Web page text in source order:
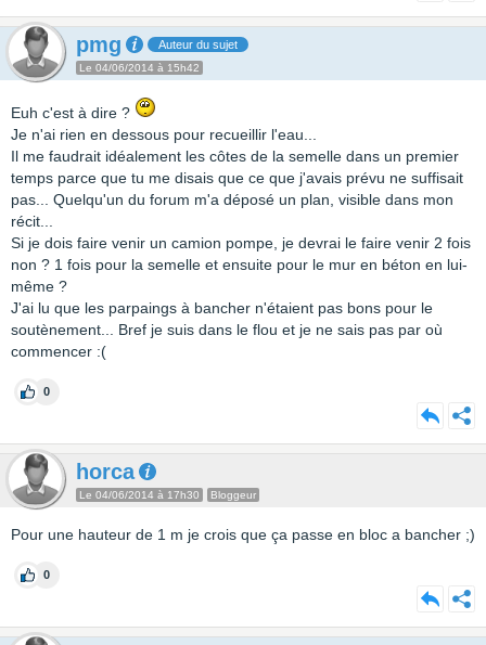
pmg Auteur du sujet
Le 04/06/2014 à 15h42
Euh c'est à dire ?
Je n'ai rien en dessous pour recueillir l'eau...
Il me faudrait idéalement les côtes de la semelle dans un premier
temps parce que tu me disais que ce que j'avais prévu ne suffisait
pas... Quelqu'un du forum m'a déposé un plan, visible dans mon
récit...
Si je dois faire venir un camion pompe, je devrai le faire venir 2 fois
non ? 1 fois pour la semelle et ensuite pour le mur en béton en lui-
même ?
J'ai lu que les parpaings à bancher n'étaient pas bons pour le
soutènement... Bref je suis dans le flou et je ne sais pas par où
commencer :(
0
horca
Le 04/06/2014 à 17h30 Bloggeur
Pour une hauteur de 1 m je crois que ça passe en bloc a bancher ;)
0